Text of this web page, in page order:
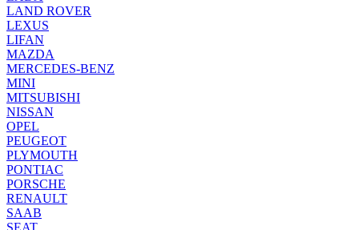
LAND ROVER
LEXUS
LIFAN
MAZDA
MERCEDES-BENZ
MINI
MITSUBISHI
NISSAN
OPEL
PEUGEOT
PLYMOUTH
PONTIAC
PORSCHE
RENAULT
SAAB
SEAT